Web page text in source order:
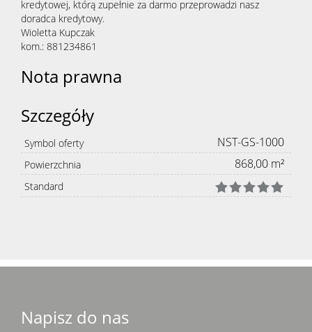
kredytowej, którą zupełnie za darmo przeprowadzi nasz
doradca kredytowy.
Wioletta Kupczak
kom.: 881234861
Nota prawna
Szczegóły
Symbol oferty NST-GS-1000
Powierzchnia 868,00 m²
Standard
Napisz do nas